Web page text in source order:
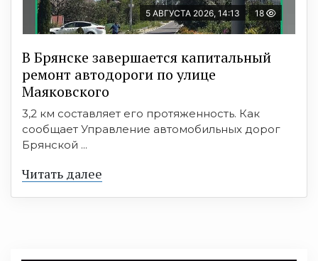
5 АВГУСТА 2026, 14:13 18
В Брянске завершается капитальный
ремонт автодороги по улице
Маяковского
3,2 км составляет его протяженность. Как
сообщает Управление автомобильных дорог
Брянской ...
Читать далее